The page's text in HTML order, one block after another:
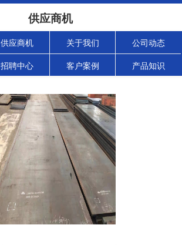
供应商机
供应商机 关于我们 公司动态
招聘中心 客户案例 产品知识